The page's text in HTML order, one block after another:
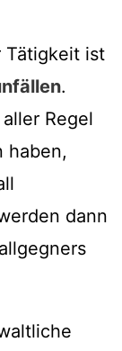
Tätigkeit ist
.
Regel
haben,
dann